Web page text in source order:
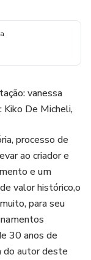
vanessa
Kiko De Micheli,
processo de
ao criador e
e um
valor histórico,o
para seu
30 anos de
do autor deste